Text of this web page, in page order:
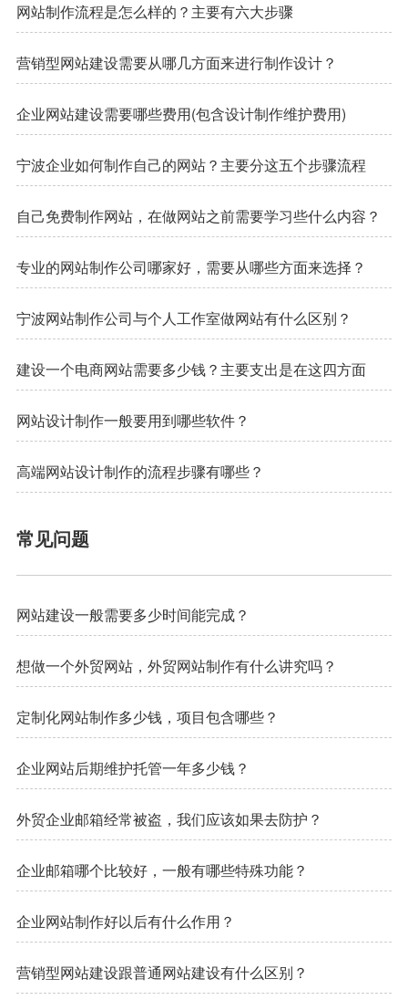
网站制作流程是怎么样的？主要有六大步骤
营销型网站建设需要从哪几方面来进行制作设计？
企业网站建设需要哪些费用(包含设计制作维护费用)
宁波企业如何制作自己的网站？主要分这五个步骤流程
自己免费制作网站，在做网站之前需要学习些什么内容？
专业的网站制作公司哪家好，需要从哪些方面来选择？
宁波网站制作公司与个人工作室做网站有什么区别？
建设一个电商网站需要多少钱？主要支出是在这四方面
网站设计制作一般要用到哪些软件？
高端网站设计制作的流程步骤有哪些？
常见问题
网站建设一般需要多少时间能完成？
想做一个外贸网站，外贸网站制作有什么讲究吗？
定制化网站制作多少钱，项目包含哪些？
企业网站后期维护托管一年多少钱？
外贸企业邮箱经常被盗，我们应该如果去防护？
企业邮箱哪个比较好，一般有哪些特殊功能？
企业网站制作好以后有什么作用？
营销型网站建设跟普通网站建设有什么区别？